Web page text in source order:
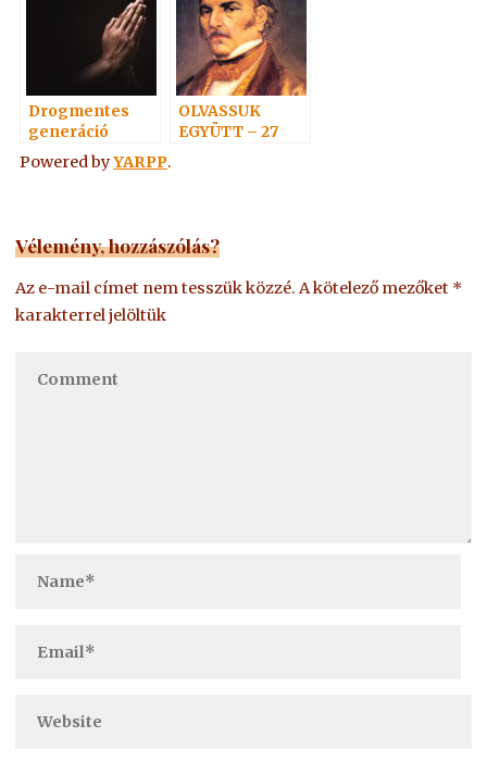
KÖNYÖRÜLETR
Drogmentes
generáció
OLVASSUK
EGYÜTT – 27
Powered byYARPP.
Vélemény, hozzászólás?
Az e-mail címet nem tesszük közzé. A kötelező mezőket *
karakterrel jelöltük